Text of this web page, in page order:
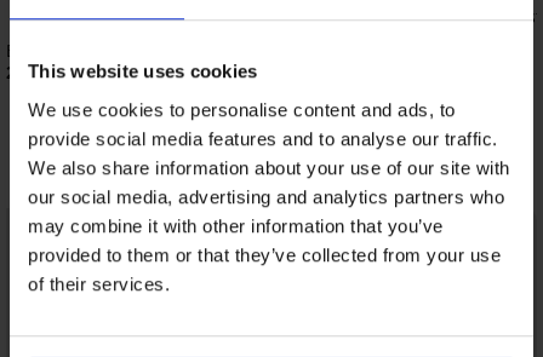
This website uses cookies
We use cookies to personalise content and ads, to
provide social media features and to analyse our traffic.
We also share information about your use of our site with
our social media, advertising and analytics partners who
may combine it with other information that you’ve
provided to them or that they’ve collected from your use
of their services.
Brazilke Lady Grace New
20,99 €
Grudnjak Violeta
Otkrijte slične komade
LIMITED